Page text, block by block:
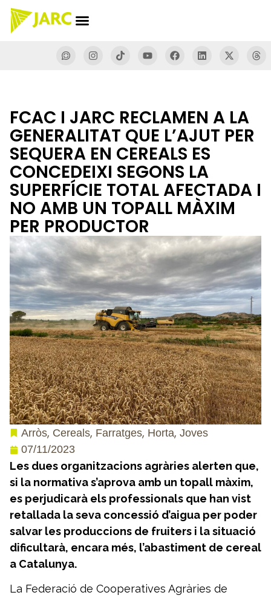
FCAC I JARC RECLAMEN A LA
GENERALITAT QUE L’AJUT PER
SEQUERA EN CEREALS ES
CONCEDEIXI SEGONS LA
SUPERFÍCIE TOTAL AFECTADA I
NO AMB UN TOPALL MÀXIM
PER PRODUCTOR
Arròs, Cereals, Farratges, Horta, Joves
07/11/2023
Les dues organitzacions agràries alerten que,
si la normativa s’aprova amb un topall màxim,
es perjudicarà els professionals que han vist
retallada la seva concessió d’aigua per poder
salvar les produccions de fruiters i la situació
dificultarà, encara més, l’abastiment de cereal
a Catalunya.
La Federació de Cooperatives Agràries de